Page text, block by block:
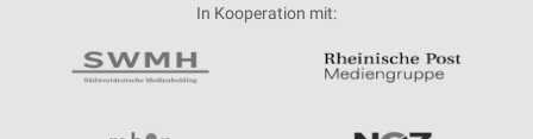
In Kooperation mit: